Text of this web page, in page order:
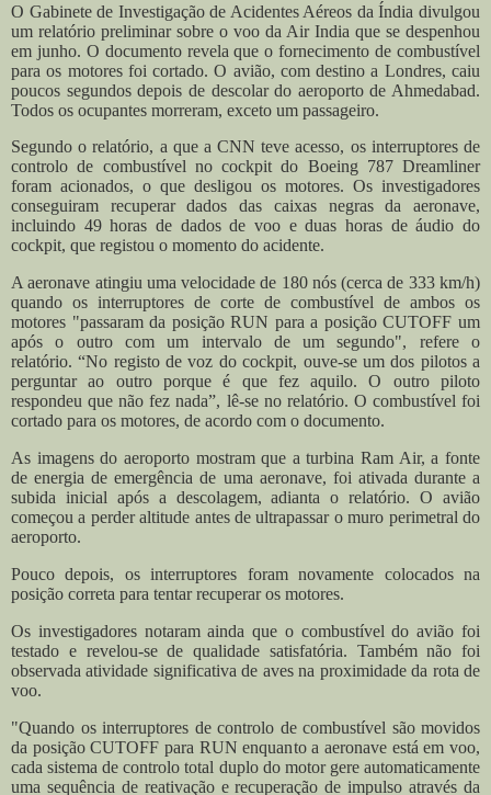
O Gabinete de Investigação de Acidentes Aéreos da Índia divulgou
um relatório preliminar sobre o voo da Air India que se despenhou
em junho. O documento revela que o fornecimento de combustível
para os motores foi cortado. O avião, com destino a Londres, caiu
poucos segundos depois de descolar do aeroporto de Ahmedabad.
Todos os ocupantes morreram, exceto um passageiro.
Segundo o relatório, a que a CNN teve acesso, os interruptores de
controlo de combustível no cockpit do Boeing 787 Dreamliner
foram acionados, o que desligou os motores. Os investigadores
conseguiram recuperar dados das caixas negras da aeronave,
incluindo 49 horas de dados de voo e duas horas de áudio do
cockpit, que registou o momento do acidente.
A aeronave atingiu uma velocidade de 180 nós (cerca de 333 km/h)
quando os interruptores de corte de combustível de ambos os
motores "passaram da posição RUN para a posição CUTOFF um
após o outro com um intervalo de um segundo", refere o
relatório. “No registo de voz do cockpit, ouve-se um dos pilotos a
perguntar ao outro porque é que fez aquilo. O outro piloto
respondeu que não fez nada”, lê-se no relatório. O combustível foi
cortado para os motores, de acordo com o documento.
As imagens do aeroporto mostram que a turbina Ram Air, a fonte
de energia de emergência de uma aeronave, foi ativada durante a
subida inicial após a descolagem, adianta o relatório. O avião
começou a perder altitude antes de ultrapassar o muro perimetral do
aeroporto.
Pouco depois, os interruptores foram novamente colocados na
posição correta para tentar recuperar os motores.
Os investigadores notaram ainda que o combustível do avião foi
testado e revelou-se de qualidade satisfatória. Também não foi
observada atividade significativa de aves na proximidade da rota de
voo.
"Quando os interruptores de controlo de combustível são movidos
da posição CUTOFF para RUN enquanto a aeronave está em voo,
cada sistema de controlo total duplo do motor gere automaticamente
uma sequência de reativação e recuperação de impulso através da